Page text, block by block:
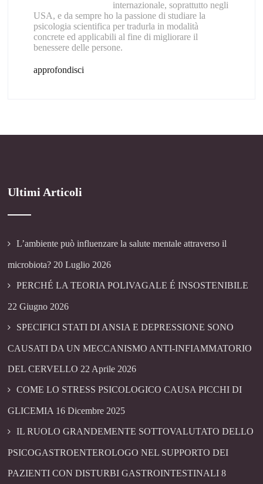
internazionale, soprattutto negli
USA, e da sempre ho la passione di studiare la
psicologia scientifica per tradurla in modalità
concrete ed applicabili al fine di migliorare il
benessere delle persone.
approfondisci
Ultimi Articoli
L’ambiente può influenzare la salute mentale attraverso il
microbiota? 20 Luglio 2026
PERCHÉ LA TEORIA POLIVAGALE É INSOSTENIBILE
22 Giugno 2026
SPECIFICI STATI DI ANSIA E DEPRESSIONE SONO
CAUSATI DA UN MECCANISMO ANTI-INFIAMMATORIO
DEL CERVELLO 22 Aprile 2026
COME LO STRESS PSICOLOGICO CAUSA PICCHI DI
GLICEMIA 16 Dicembre 2025
IL RUOLO GRANDEMENTE SOTTOVALUTATO DELLO
PSICOGASTROENTEROLOGO NEL SUPPORTO DEI
PAZIENTI CON DISTURBI GASTROINTESTINALI 8